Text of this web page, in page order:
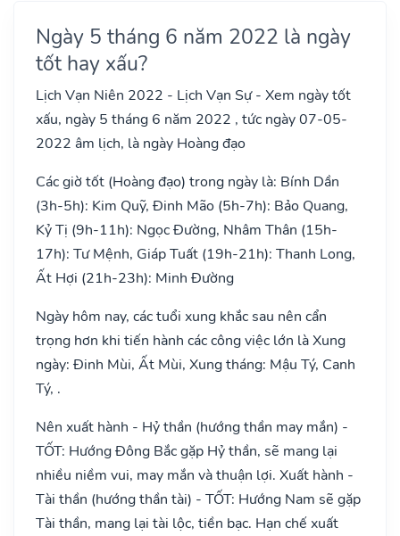
Ngày 5 tháng 6 năm 2022 là ngày
tốt hay xấu?
Lịch Vạn Niên 2022 - Lịch Vạn Sự - Xem ngày tốt
xấu, ngày 5 tháng 6 năm 2022 , tức ngày 07-05-
2022 âm lịch, là ngày Hoàng đạo
Các giờ tốt (Hoàng đạo) trong ngày là: Bính Dần
(3h-5h): Kim Quỹ, Đinh Mão (5h-7h): Bảo Quang,
Kỷ Tị (9h-11h): Ngọc Đường, Nhâm Thân (15h-
17h): Tư Mệnh, Giáp Tuất (19h-21h): Thanh Long,
Ất Hợi (21h-23h): Minh Đường
Ngày hôm nay, các tuổi xung khắc sau nên cẩn
trọng hơn khi tiến hành các công việc lớn là Xung
ngày: Đinh Mùi, Ất Mùi, Xung tháng: Mậu Tý, Canh
Tý, .
Nên xuất hành - Hỷ thần (hướng thần may mắn) -
TỐT: Hướng Đông Bắc gặp Hỷ thần, sẽ mang lại
nhiều niềm vui, may mắn và thuận lợi. Xuất hành -
Tài thần (hướng thần tài) - TỐT: Hướng Nam sẽ gặp
Tài thần, mang lại tài lộc, tiền bạc. Hạn chế xuất